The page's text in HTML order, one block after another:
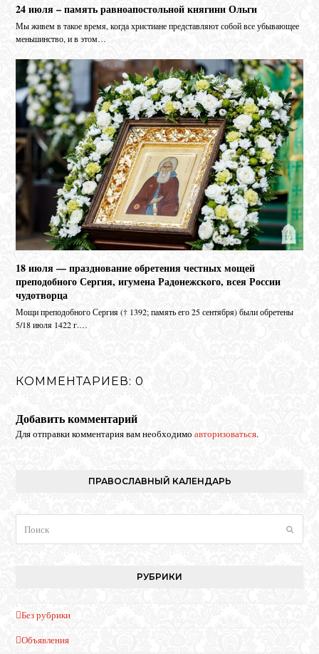
24 июля – память равноапостольной княгини Ольги
Мы живем в такое время, когда христиане представляют собой все убывающее
меньшинство, и в этом…
18 июля — празднование обретения честных мощей
преподобного Сергия, игумена Радонежского, всея России
чудотворца
Мо­щи пре­по­доб­но­го Сер­гия († 1392; па­мять его 25 сен­тяб­ря) бы­ли об­ре­те­ны
5/18 июля 1422 г.…
КОММЕНТАРИЕВ: 0
Добавить комментарий
Для отправки комментария вам необходимоавторизоваться.
ПРАВОСЛАВНЫЙ КАЛЕНДАРЬ
РУБРИКИ
Без рубрики
Объявления